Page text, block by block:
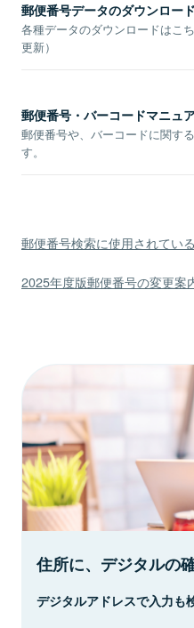
郵便番号データのダウンロード
各種データのダウンロードはこ
更新）
郵便番号・バーコードマニュ
郵便番号や、バーコードに関す
す。
郵便番号検索に使用されてい
2025年度版郵便番号の変更案
住所に、デジタルの
デジタルアドレスで入力も